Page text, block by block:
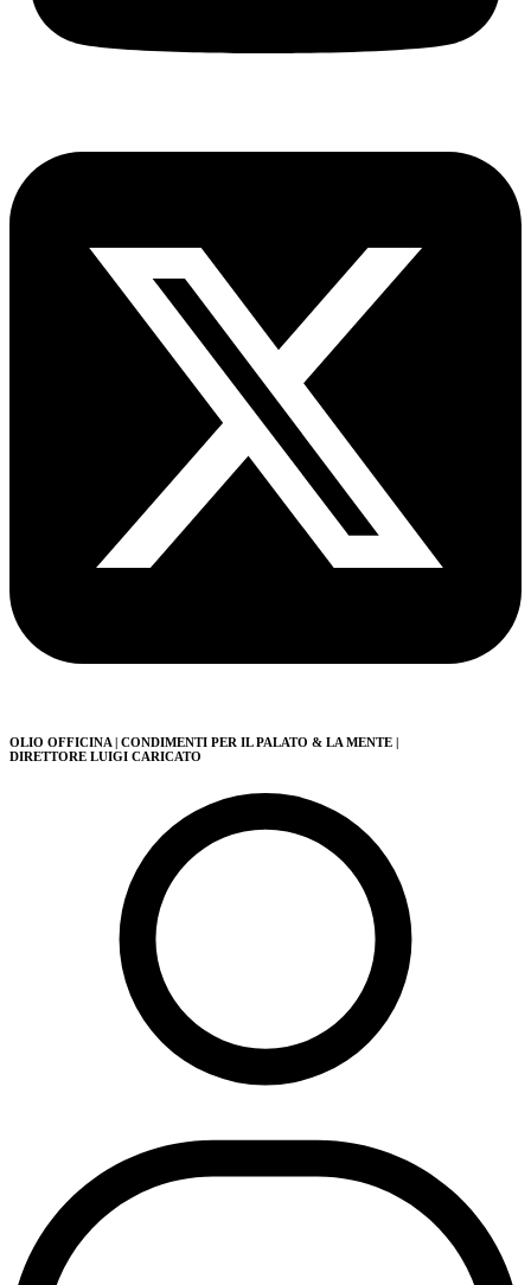
OLIO OFFICINA | CONDIMENTI PER IL PALATO & LA MENTE |
DIRETTORE LUIGI CARICATO